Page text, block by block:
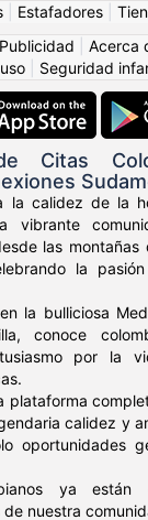
Estafadores
Publicidad Acerca
Seguridad
Citas
la calidez de la
vibrante
las
la
la bulliciosa
conoce
por la
plataforma
calidez y
oportunidades
ya están
nuestra